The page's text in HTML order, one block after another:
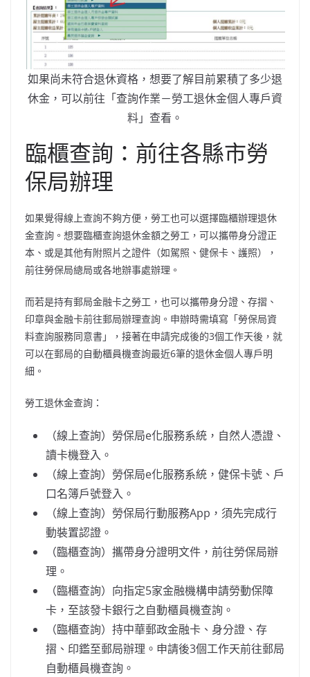
如果尚未符合退休資格，想要了解目前累積了多少退
休金，可以前往「查詢作業－勞工退休金個人專戶資
料」查看。
臨櫃查詢：前往各縣市勞
保局辦理
如果覺得線上查詢不夠方便，勞工也可以選擇臨櫃辦理退休
金查詢。想要臨櫃查詢退休金額之勞工，可以攜帶身分證正
本、或是其他有附照片之證件（如駕照、健保卡、護照），
前往勞保局總局或各地辦事處辦理。
而若是持有郵局金融卡之勞工，也可以攜帶身分證、存摺、
印章與金融卡前往郵局辦理查詢。申辦時需填寫「勞保局資
料查詢服務同意書」，接著在申請完成後的3個工作天後，就
可以在郵局的自動櫃員機查詢最近6筆的退休金個人專戶明
細。
勞工退休金查詢：
（線上查詢）勞保局e化服務系統，自然人憑證、
讀卡機登入。
（線上查詢）勞保局e化服務系統，健保卡號、戶
口名簿戶號登入。
（線上查詢）勞保局行動服務App，須先完成行
動裝置認證。
（臨櫃查詢）攜帶身分證明文件，前往勞保局辦
理。
（臨櫃查詢）向指定5家金融機構申請勞動保障
卡，至該發卡銀行之自動櫃員機查詢。
（臨櫃查詢）持中華郵政金融卡、身分證、存
摺、印鑑至郵局辦理。申請後3個工作天前往郵局
自動櫃員機查詢。